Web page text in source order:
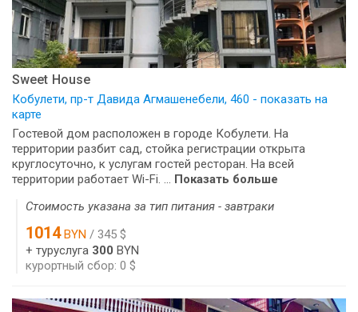
Sweet House
Кобулети, пр-т Давида Агмашенебели, 460 - показать на
карте
Гостевой дом расположен в городе Кобулети. На
территории разбит сад, стойка регистрации открыта
круглосуточно, к услугам гостей ресторан. На всей
территории работает Wi-Fi. ... Показать больше
Стоимость указана за тип питания - завтраки
1014BYN / 345 $
+ туруслуга 300 BYN
курортный сбор: 0 $